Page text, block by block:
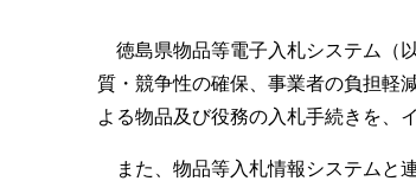
徳島県物品等電子入札システム（
質・競争性の確保、事業者の負担軽
よる物品及び役務の入札手続きを、
また、物品等入札情報システムと